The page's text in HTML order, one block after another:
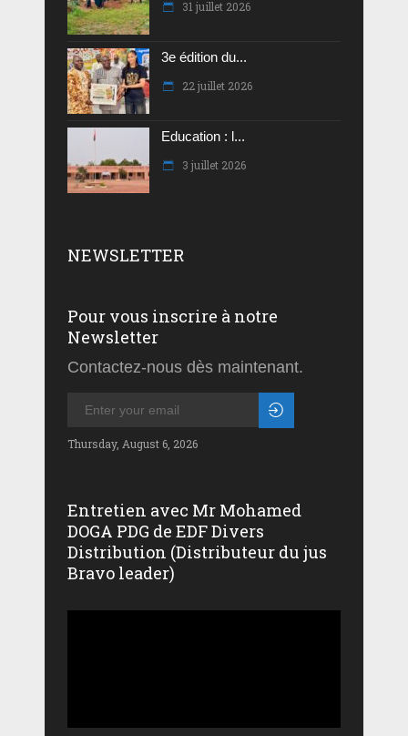
31 juillet 2026
3e édition du...
22 juillet 2026
Education : l...
3 juillet 2026
NEWSLETTER
Pour vous inscrire à notre
Newsletter
Contactez-nous dès maintenant.
Thursday, August 6, 2026
Entretien avec Mr Mohamed
DOGA PDG de EDF Divers
Distribution (Distributeur du jus
Bravo leader)